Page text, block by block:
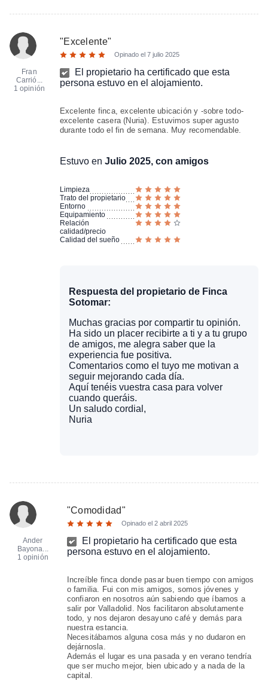
Fran
Carrió...
1 opinión
"Excelente"
Opinado el 7 julio 2025
El propietario ha certificado que esta
persona estuvo en el alojamiento.
Excelente finca, excelente ubicación y -sobre todo-
excelente casera (Nuria). Estuvimos super agusto
durante todo el fin de semana. Muy recomendable.
Estuvo en Julio 2025, con amigos
Limpieza
Trato del propietario
Entorno
Equipamiento
Relación
calidad/precio
Calidad del sueño
Respuesta del propietario de Finca
Sotomar:
Muchas gracias por compartir tu opinión.
Ha sido un placer recibirte a ti y a tu grupo
de amigos, me alegra saber que la
experiencia fue positiva.
Comentarios como el tuyo me motivan a
seguir mejorando cada día.
Aquí tenéis vuestra casa para volver
cuando queráis.
Un saludo cordial,
Nuria
Ander
Bayona...
1 opinión
"Comodidad"
Opinado el 2 abril 2025
El propietario ha certificado que esta
persona estuvo en el alojamiento.
Increíble finca donde pasar buen tiempo con amigos
o familia. Fui con mis amigos, somos jóvenes y
confiaron en nosotros aún sabiendo que íbamos a
salir por Valladolid. Nos facilitaron absolutamente
todo, y nos dejaron desayuno café y demás para
nuestra estancia.
Necesitábamos alguna cosa más y no dudaron en
dejárnosla.
Además el lugar es una pasada y en verano tendría
que ser mucho mejor, bien ubicado y a nada de la
capital.